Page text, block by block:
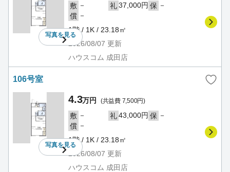
写真を見る
敷 － 礼37,000円 保 －
償 －
1階 / 1K / 23.18㎡
2026/08/07 更新
ハウスコム 成田店
106号室
写真を見る
4.3万円 (共益費 7,500円)
敷 － 礼43,000円 保 －
償 －
1階 / 1K / 23.18㎡
2026/08/07 更新
ハウスコム 成田店